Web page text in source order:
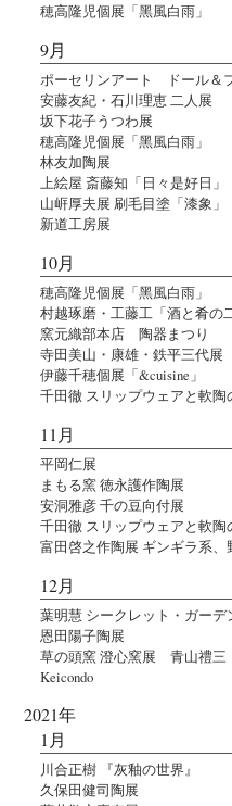
穂高隆児個展「黑風白雨」
9月
ポーセリンアート ドール＆
安藤友紀・石川理恵 二人展
坂下花子うつわ展
穂高隆児個展「黑風白雨」
林友加陶展
上絵屋 斎藤知「日々是好日」
山㟁厚夫展 刷毛目塗「漆象」
新道工房展
10月
穂高隆児個展「黑風白雨」
村越琢磨・工藤工「酒と肴の
窯元織部本店 陶器まつり
寺田美山・康雄・鉄平三代展
伊藤千穂個展「&cuisine」
千田徹 スリップウェアと軟陶
11月
平岡仁展
まもる窯 徳永護作陶展
安洞雅彦 千の豆向付展
千田徹 スリップウェアと軟陶
富田啓之作陶展 ギンギラ系、
12月
葉明慧 シークレット・ガーデ
恩田陽子陶展
草の頭窯 澄心窯展 青山禮三
Keicondo
2021年
1月
川合正樹 『灰釉の世界』
久保田健司陶展